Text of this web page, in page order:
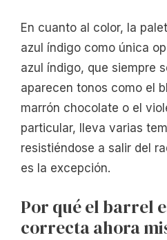
En cuanto al color, la
azul índigo como única
azul índigo, que siempre
aparecen tonos como el
marrón chocolate o el
particular, lleva varias
resistiéndose a salir del
es la excepción.
Por qué el barrel
correcta ahora